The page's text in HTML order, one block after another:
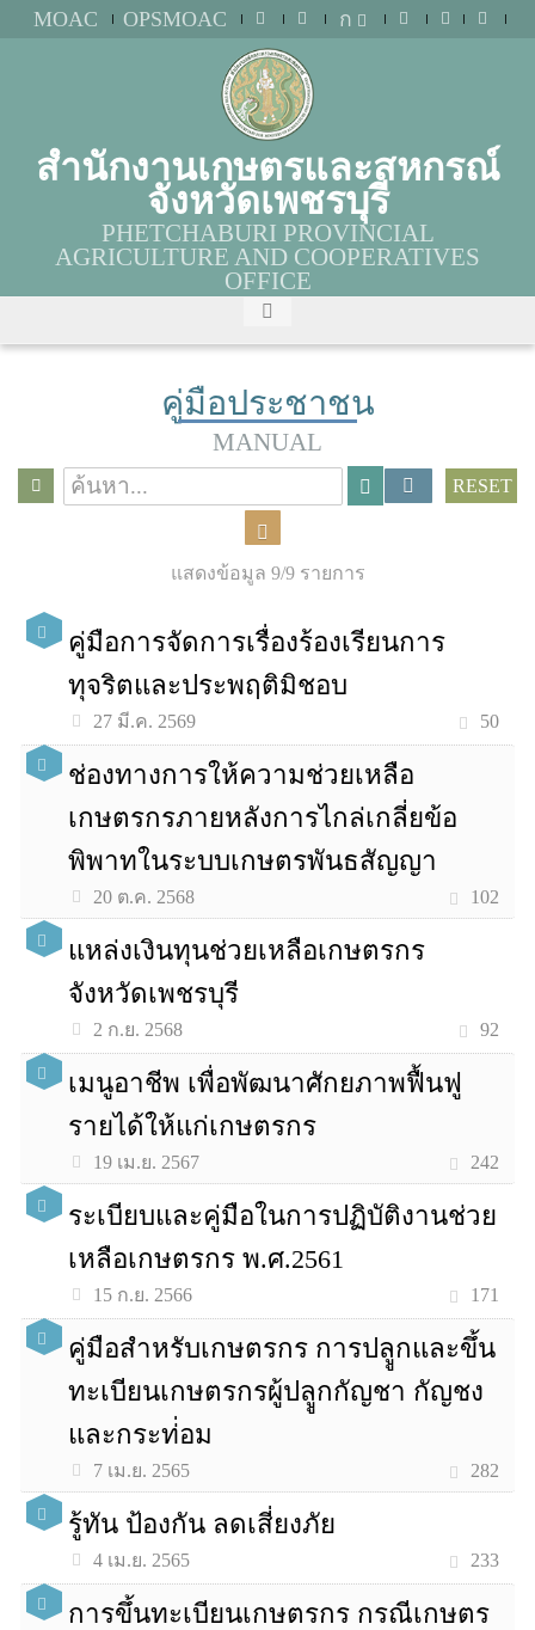
MOAC OPSMOAC ก
สำนักงานเกษตรและสหกรณ์
จังหวัดเพชรบุรี
PHETCHABURI PROVINCIAL
AGRICULTURE AND COOPERATIVES
OFFICE
คู่มือประชาชน
MANUAL
RESET
แสดงข้อมูล 9/9 รายการ
คู่มือการจัดการเรื่องร้องเรียนการ
ทุจริตและประพฤติมิชอบ
27 มี.ค. 2569 50
ช่องทางการให้ความช่วยเหลือ
เกษตรกรภายหลังการไกล่เกลี่ยข้อ
พิพาทในระบบเกษตรพันธสัญญา
20 ต.ค. 2568 102
แหล่งเงินทุนช่วยเหลือเกษตรกร
จังหวัดเพชรบุรี
2 ก.ย. 2568 92
เมนูอาชีพ เพื่อพัฒนาศักยภาพฟื้นฟู
รายได้ให้แก่เกษตรกร
19 เม.ย. 2567 242
ระเบียบและคู่มือในการปฏิบัติงานช่วย
เหลือเกษตรกร พ.ศ.2561
15 ก.ย. 2566 171
คู่มือสำหรับเกษตรกร การปลููกและขึ้น
ทะเบียนเกษตรกรผู้ปลููกกัญชา กัญชง
และกระท่่อม
7 เม.ย. 2565 282
รู้ทัน ป้องกัน ลดเสี่ยงภัย
4 เม.ย. 2565 233
การขึ้นทะเบียนเกษตรกร กรณีเกษตร